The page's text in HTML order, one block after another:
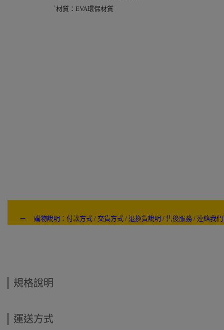
˙材質：EVA環保材質
－ 購物說明：付款方式 / 交貨方式 / 退換貨說明 / 售後服務 / 連絡我們
規格說明
運送方式